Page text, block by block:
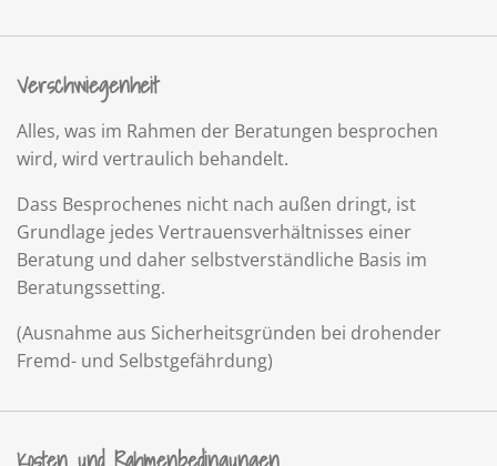
Verschwiegenheit
Alles, was im Rahmen der Beratungen besprochen
wird, wird vertraulich behandelt.
Dass Besprochenes nicht nach außen dringt, ist
Grundlage jedes Vertrauensverhältnisses einer
Beratung und daher selbstverständliche Basis im
Beratungssetting.
(Ausnahme aus Sicherheitsgründen bei drohender
Fremd- und Selbstgefährdung)